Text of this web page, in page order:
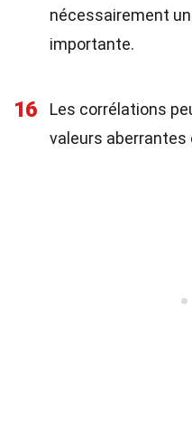
nécessairement
importante.
16
Les corrélations
valeurs aberrantes